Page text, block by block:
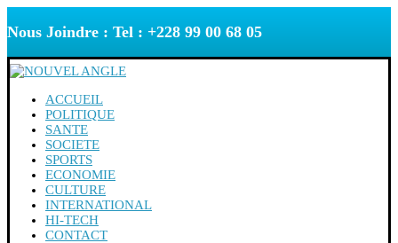
Nous Joindre : Tel : +228 99 00 68 05
ACCUEIL
POLITIQUE
SANTE
SOCIETE
SPORTS
ECONOMIE
CULTURE
INTERNATIONAL
HI-TECH
CONTACT